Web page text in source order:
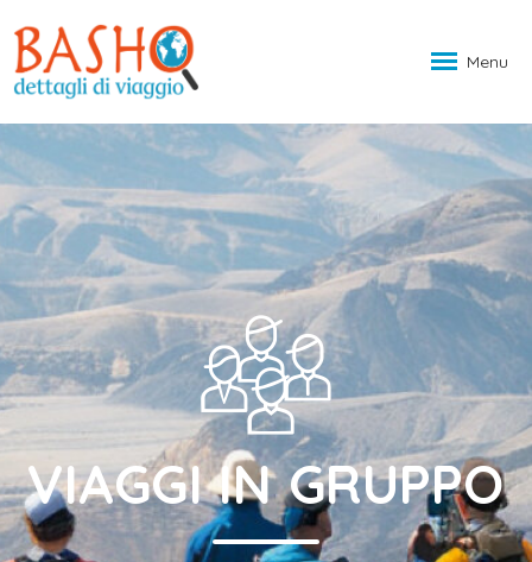
Menu
VIAGGI IN GRUPPO